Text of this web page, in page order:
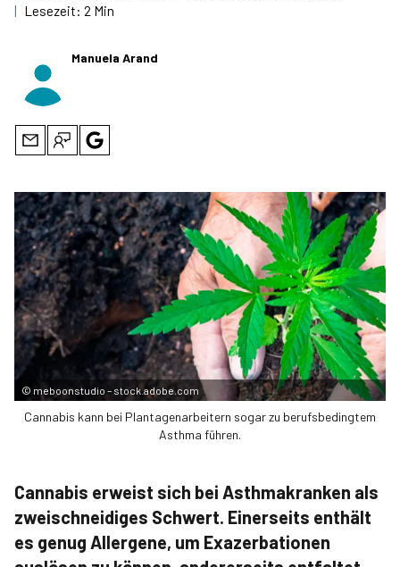
| Lesezeit: 2 Min
Manuela Arand
© meboonstudio – stock.adobe.com
Cannabis kann bei Plantagenarbeitern sogar zu berufsbedingtem
Asthma führen.
Cannabis erweist sich bei Asthmakranken als
zweischneidiges Schwert. Einerseits enthält
es genug Allergene, um Ex­azerbationen